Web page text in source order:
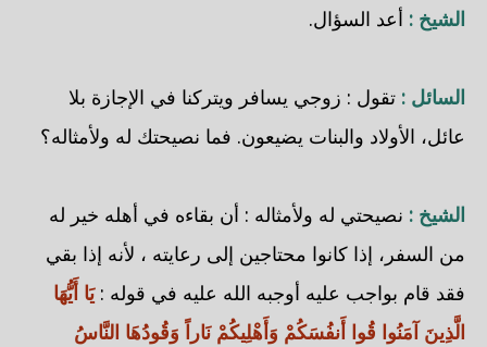
الشيخ : أعد السؤال.
السائل : تقول : زوجي يسافر ويتركنا في الإجازة بلا
عائل، الأولاد والبنات يضيعون. فما نصيحتك له ولأمثاله؟
الشيخ : نصيحتي له ولأمثاله : أن بقاءه في أهله خير له
من السفر، إذا كانوا محتاجين إلى رعايته ، لأنه إذا بقي
فقد قام بواجب عليه أوجبه الله عليه في قوله :يَا أَيُّهَا
الَّذِينَ آمَنُوا قُوا أَنفُسَكُمْ وَأَهْلِيكُمْ نَاراً وَقُودُهَا النَّاسُ